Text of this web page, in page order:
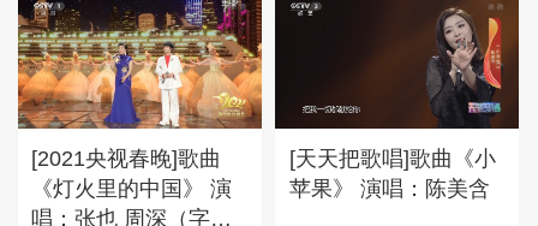
[2021央视春晚]歌曲
《灯火里的中国》 演
唱：张也 周深（字幕
[天天把歌唱]歌曲《小
苹果》 演唱：陈美含